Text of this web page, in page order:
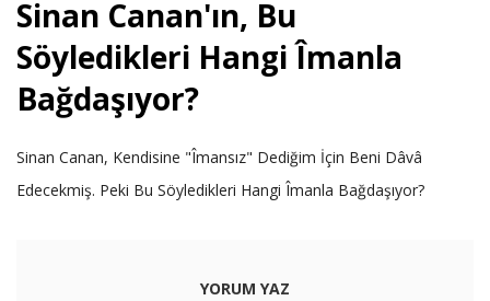
Sinan Canan'ın, Bu
Söyledikleri Hangi Îmanla
Bağdaşıyor?
Sinan Canan, Kendisine "Îmansız" Dediğim İçin Beni Dâvâ
Edecekmiş. Peki Bu Söyledikleri Hangi Îmanla Bağdaşıyor?
YORUM YAZ